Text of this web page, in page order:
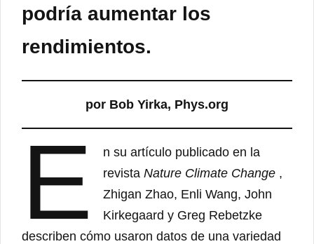
podría aumentar los
rendimientos.
por Bob Yirka, Phys.org
E
n su artículo publicado en la
revistaNature Climate Change ,
Zhigan Zhao, Enli Wang, John
Kirkegaard y Greg Rebetzke
describen cómo usaron datos de una variedad